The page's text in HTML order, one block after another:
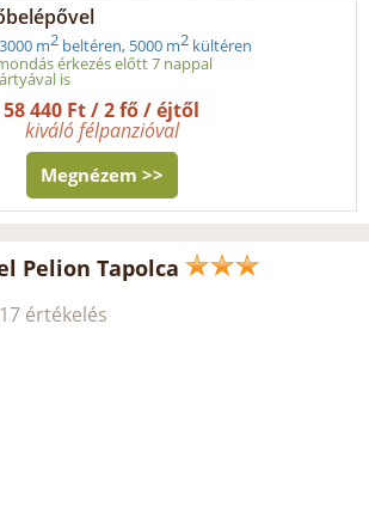
m2 beltéren, 5000 m2 kültéren
érkezés előtt 7 nappal
is
58 440 Ft / 2 fő / éjtől
kiváló félpanzióval
Megnézem >>
Pelion Tapolca
értékelés